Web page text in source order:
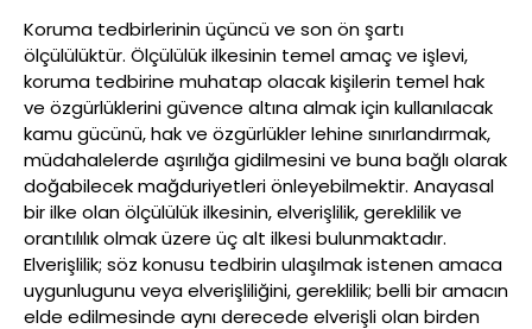
Koruma tedbirlerinin üçüncü ve son ön şartı
ölçülülüktür. Ölçülülük ilkesinin temel amaç ve işlevi,
koruma tedbirine muhatap olacak kişilerin temel hak
ve özgürlüklerini güvence altına almak için kullanılacak
kamu gücünü, hak ve özgürlükler lehine sınırlandırmak,
müdahalelerde aşırılığa gidilmesini ve buna bağlı olarak
doğabilecek mağduriyetleri önleyebilmektir. Anayasal
bir ilke olan ölçülülük ilkesinin, elverişlilik, gereklilik ve
orantılılık olmak üzere üç alt ilkesi bulunmaktadır.
Elverişlilik; söz konusu tedbirin ulaşılmak istenen amaca
uygunlugunu veya elverişliliğini, gereklilik; belli bir amacın
elde edilmesinde aynı derecede elverişli olan birden